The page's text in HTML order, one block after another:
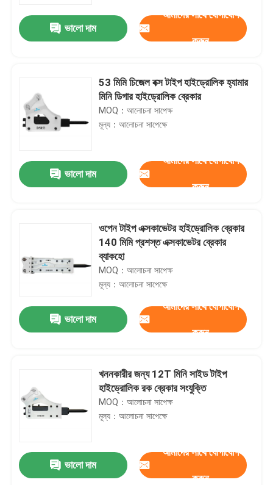
ভালো দাম
আমাদের সাথে যোগাযোগ
করুন
53 মিমি চিজেল বক্স টাইপ হাইড্রোলিক হ্যামার
মিনি ডিগার হাইড্রোলিক ব্রেকার
MOQ：আলোচনা সাপেক্ষ
মূল্য：আলোচনা সাপেক্ষে
ভালো দাম
আমাদের সাথে যোগাযোগ
করুন
ওপেন টাইপ এক্সকাভেটর হাইড্রোলিক ব্রেকার
140 মিমি প্রশস্ত এক্সকাভেটর ব্রেকার
ব্যাকহো
MOQ：আলোচনা সাপেক্ষ
মূল্য：আলোচনা সাপেক্ষে
ভালো দাম
আমাদের সাথে যোগাযোগ
করুন
খননকারীর জন্য 12T মিনি সাইড টাইপ
হাইড্রোলিক রক ব্রেকার সংযুক্তি
MOQ：আলোচনা সাপেক্ষ
মূল্য：আলোচনা সাপেক্ষে
ভালো দাম
আমাদের সাথে যোগাযোগ
করুন